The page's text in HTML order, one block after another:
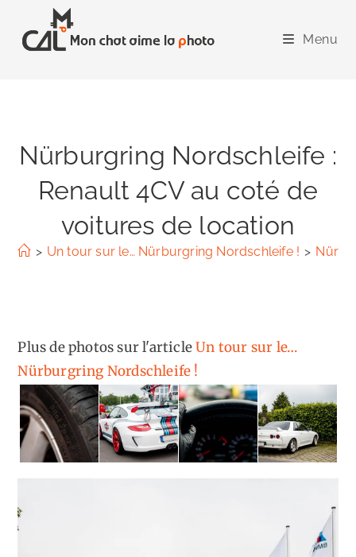
content
Menu
Nürburgring Nordschleife :
Renault 4CV au coté de
voitures de location
> Un tour sur le… Nürburgring Nordschleife ! >
Plus de photos sur l'articleUn tour sur le…
Nürburgring Nordschleife !